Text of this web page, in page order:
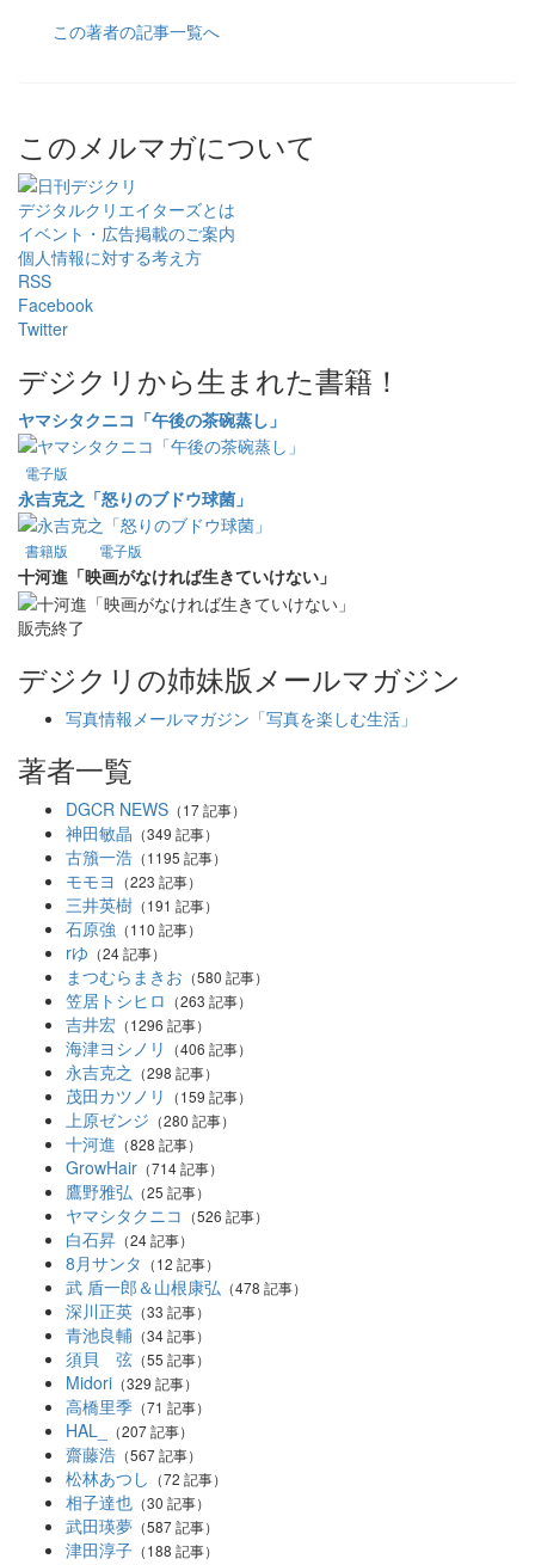
この著者の記事一覧へ
このメルマガについて
デジタルクリエイターズとは
イベント・広告掲載のご案内
個人情報に対する考え方
RSS
Facebook
Twitter
デジクリから生まれた書籍！
ヤマシタクニコ「午後の茶碗蒸し」
電子版
永吉克之「怒りのブドウ球菌」
書籍版 電子版
十河進「映画がなければ生きていけない」
販売終了
デジクリの姉妹版メールマガジン
写真情報メールマガジン「写真を楽しむ生活」
著者一覧
DGCR NEWS （17 記事）
神田敏晶 （349 記事）
古籏一浩 （1195 記事）
モモヨ （223 記事）
三井英樹 （191 記事）
石原強 （110 記事）
rゆ （24 記事）
まつむらまきお （580 記事）
笠居トシヒロ （263 記事）
吉井宏 （1296 記事）
海津ヨシノリ （406 記事）
永吉克之 （298 記事）
茂田カツノリ （159 記事）
上原ゼンジ （280 記事）
十河進 （828 記事）
GrowHair （714 記事）
鷹野雅弘 （25 記事）
ヤマシタクニコ （526 記事）
白石昇 （24 記事）
8月サンタ （12 記事）
武 盾一郎＆山根康弘 （478 記事）
深川正英 （33 記事）
青池良輔 （34 記事）
須貝 弦 （55 記事）
Midori （329 記事）
高橋里季 （71 記事）
HAL_ （207 記事）
齋藤浩 （567 記事）
松林あつし （72 記事）
相子達也 （30 記事）
武田瑛夢 （587 記事）
津田淳子 （188 記事）